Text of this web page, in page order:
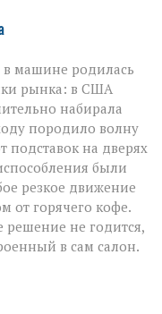
машине родилась
рынка: в США
набирала
породило волну
на дверях
были
резкое движение
от горячего кофе.
решение не годится,
в сам салон.